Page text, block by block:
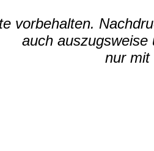
vorbehalten.
auch auszugsweise
nur mit